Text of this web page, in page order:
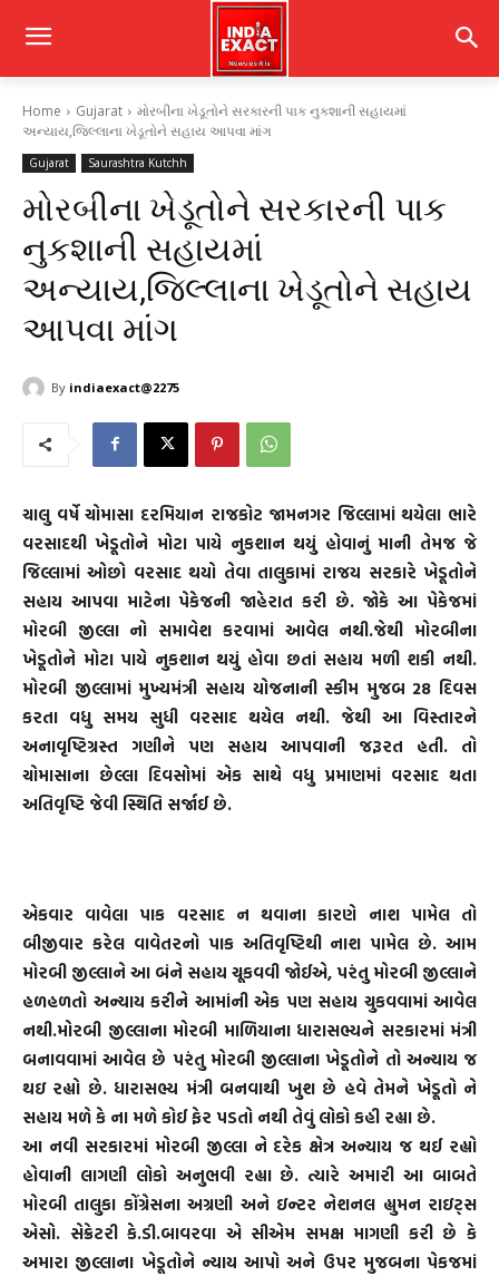
Home Gujarat
મોરબીના ખેડૂતોને સરકારની પાક નુકશાની સહાયમાં
અન્યાય,જિલ્લાના ખેડૂતોને સહાય આપવા માંગ
Gujarat Saurashtra Kutchh
મોરબીના ખેડૂતોને સરકારની પાક
નુકશાની સહાયમાં
અન્યાય,જિલ્લાના ખેડૂતોને સહાય
આપવા માંગ
By indiaexact@2275
ચાલુ વર્ષે ચોમાસા દરમિયાન રાજકોટ જામનગર જિલ્લામાં થયેલા ભારે
વરસાદથી ખેડૂતોને મોટા પાયે નુકશાન થયું હોવાનું માની તેમજ જે
જિલ્લામાં ઓછો વરસાદ થયો તેવા તાલુકામાં રાજય સરકારે ખેડૂતોને
સહાય આપવા માટેના પેકેજની જાહેરાત કરી છે. જોકે આ પેકેજમાં
મોરબી જીલ્લા નો સમાવેશ કરવામાં આવેલ નથી.જેથી મોરબીના
ખેડૂતોને મોટા પાયે નુકશાન થયું હોવા છતાં સહાય મળી શકી નથી.
મોરબી જીલ્લામાં મુખ્યમંત્રી સહાય યોજનાની સ્કીમ મુજબ 28 દિવસ
કરતા વધુ સમય સુધી વરસાદ થયેલ નથી. જેથી આ વિસ્તારને
અનાવૃષ્ટિગ્રસ્ત ગણીને પણ સહાય આપવાની જરૂરત હતી. તો
ચોમાસાના છેલ્લા દિવસોમાં એક સાથે વધુ પ્રમાણમાં વરસાદ થતા
અતિવૃષ્ટિ જેવી સ્થિતિ સર્જાઈ છે.
એકવાર વાવેલા પાક વરસાદ ન થવાના કારણે નાશ પામેલ તો
બીજીવાર કરેલ વાવેતરનો પાક અતિવૃષ્ટિથી નાશ પામેલ છે. આમ
મોરબી જીલ્લાને આ બંને સહાય ચૂકવવી જોઈએ, પરંતુ મોરબી જીલ્લાને
હળહળતો અન્યાય કરીને આમાંની એક પણ સહાય ચુકવવામાં આવેલ
નથી.મોરબી જીલ્લાના મોરબી માળિયાના ધારાસભ્યને સરકારમાં મંત્રી
બનાવવામાં આવેલ છે પરંતુ મોરબી જીલ્લાના ખેડૂતોને તો અન્યાય જ
થઇ રહ્યો છે. ધારાસભ્ય મંત્રી બનવાથી ખુશ છે હવે તેમને ખેડૂતો ને
સહાય મળે કે ના મળે કોઈ ફેર પડતો નથી તેવું લોકો કહી રહ્યા છે.
આ નવી સરકારમાં મોરબી જીલ્લા ને દરેક ક્ષેત્ર અન્યાય જ થઈ રહ્યો
હોવાની લાગણી લોકો અનુભવી રહ્યા છે. ત્યારે અમારી આ બાબતે
મોરબી તાલુકા કોંગ્રેસના અગ્રણી અને ઇન્ટર નેશનલ હ્યુમન રાઇટ્સ
એસો. સેક્રેટરી કે.ડી.બાવરવા એ સીએમ સમક્ષ માગણી કરી છે કે
અમારા જીલ્લાના ખેડૂતોને ન્યાય આપો અને ઉપર મુજબના પેકજમાં